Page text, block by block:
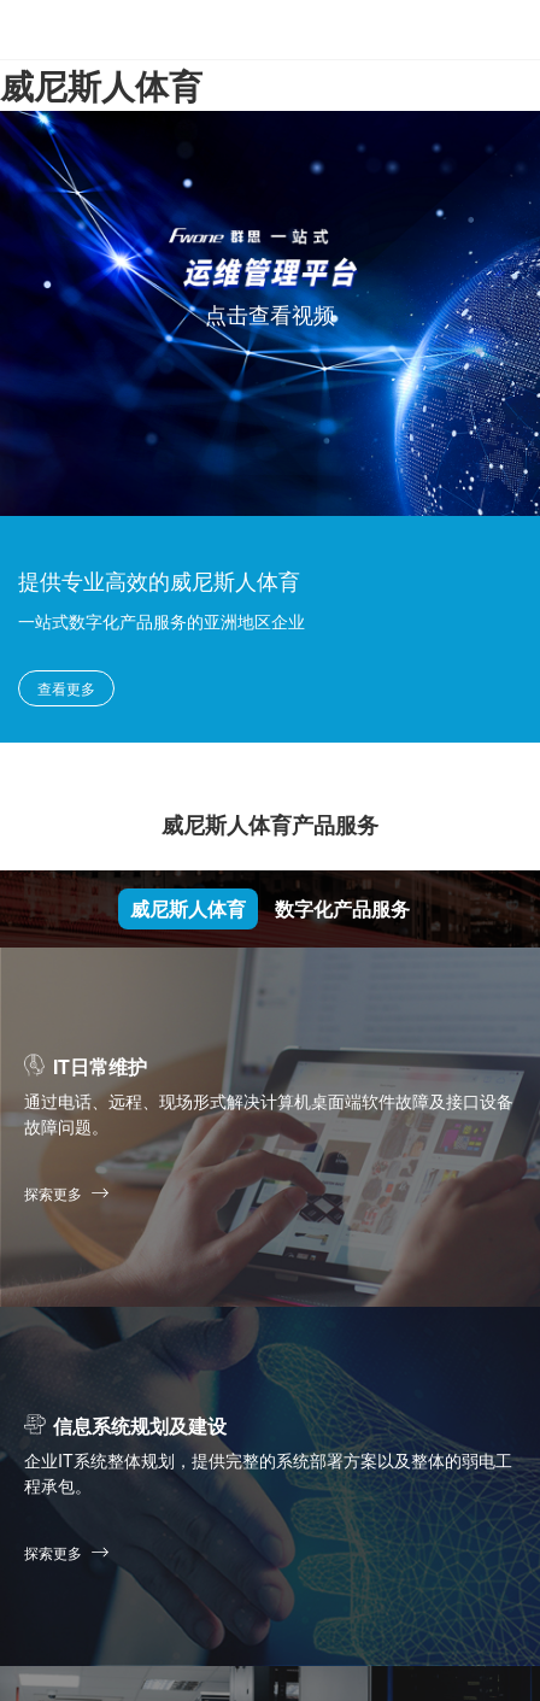
威尼斯人体育
点击查看视频
提供专业高效的威尼斯人体育
一站式数字化产品服务的亚洲地区企业
查看更多
威尼斯人体育产品服务
威尼斯人体育 数字化产品服务
IT日常维护
通过电话、远程、现场形式解决计算机桌面端软件故障及接口设备
故障问题。
探索更多
信息系统规划及建设
企业IT系统整体规划，提供完整的系统部署方案以及整体的弱电工
程承包。
探索更多